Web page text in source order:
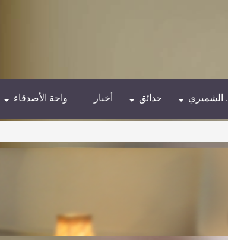
الشميري حدائق أخبار واحة الأصدقاء